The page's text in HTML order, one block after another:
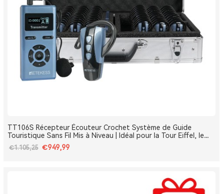
TT106S Récepteur Écouteur Crochet Système de Guide
Touristique Sans Fil Mis à Niveau | Idéal pour la Tour Eiffel, le
Louvre et les Monuments de France
€1.105,25 €949,99